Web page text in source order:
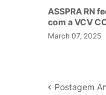
ASSPRA RN
com a VCV
March 07, 2025
Postagem